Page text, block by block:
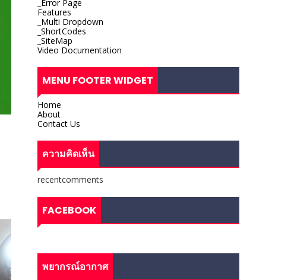
_Error Page
Features
_Multi Dropdown
_ShortCodes
_SiteMap
Video Documentation
MENU FOOTER WIDGET
Home
About
Contact Us
ความคิดเห็น
recentcomments
FACEBOOK
พยากรณ์อากาศ